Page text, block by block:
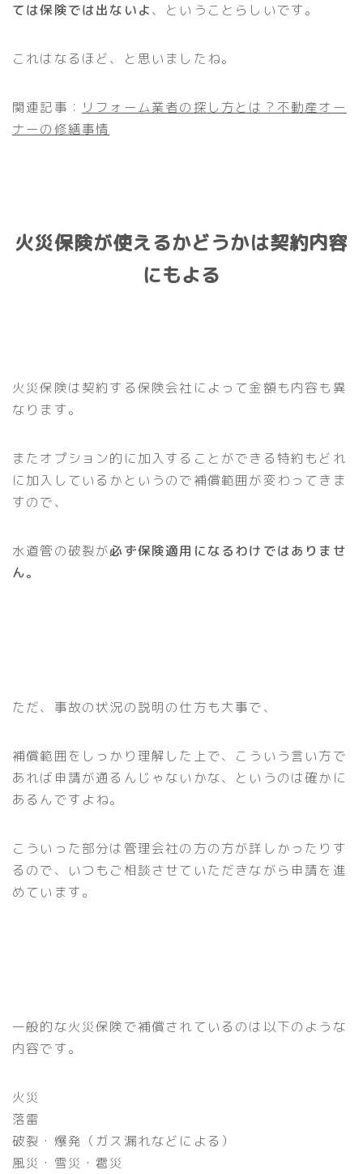
ては保険では出ないよ、ということらしいです。
これはなるほど、と思いましたね。
関連記事： リフォーム業者の探し方とは？不動産オー
ナーの修繕事情
火災保険が使えるかどうかは契約内容
にもよる
火災保険は契約する保険会社によって金額も内容も異
なります。
またオプション的に加入することができる特約もどれ
に加入しているかというので補償範囲が変わってきま
すので、
水道管の破裂が必ず保険適用になるわけではありませ
ん。
ただ、事故の状況の説明の仕方も大事で、
補償範囲をしっかり理解した上で、こういう言い方で
あれば申請が通るんじゃないかな、というのは確かに
あるんですよね。
こういった部分は管理会社の方の方が詳しかったりす
るので、いつもご相談させていただきながら申請を進
めています。
一般的な火災保険で補償されているのは以下のような
内容です。
火災
落雷
破裂・爆発（ガス漏れなどによる）
風災・雪災・雹災